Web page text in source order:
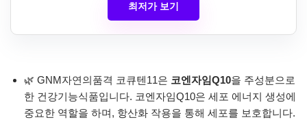
최저가 보기
🌿 GNM자연의품격 코큐텐11은 코엔자임Q10을 주성분으로
한 건강기능식품입니다. 코엔자임Q10은 세포 에너지 생성에
중요한 역할을 하며, 항산화 작용을 통해 세포를 보호합니다.